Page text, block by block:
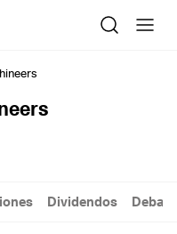
Dividendos Debate